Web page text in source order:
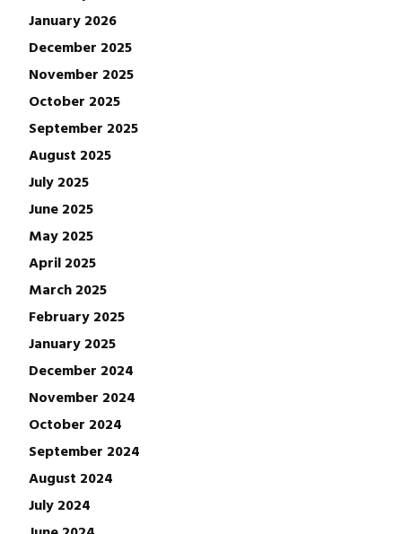
January 2026
December 2025
November 2025
October 2025
September 2025
August 2025
July 2025
June 2025
May 2025
April 2025
March 2025
February 2025
January 2025
December 2024
November 2024
October 2024
September 2024
August 2024
July 2024